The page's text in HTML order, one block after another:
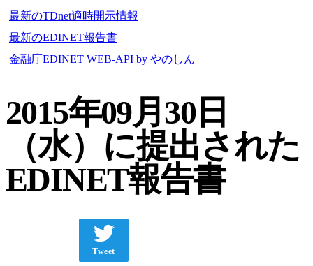
最新のTDnet適時開示情報
最新のEDINET報告書
金融庁EDINET WEB-API by やのしん
2015年09月30日
（水）に提出された
EDINET報告書
Tweet